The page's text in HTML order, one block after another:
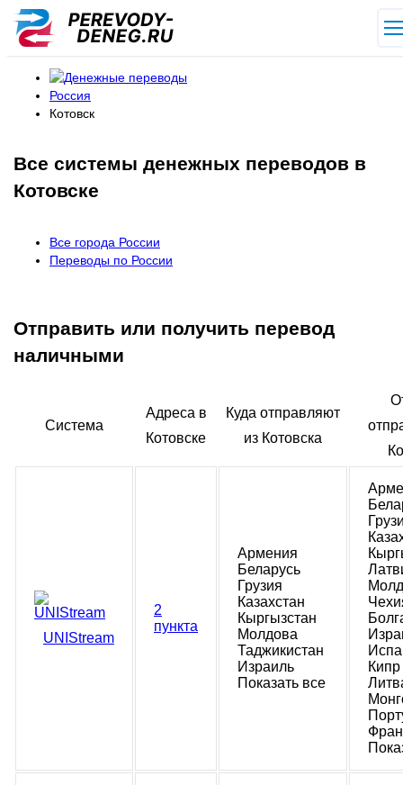
Россия
Котовск
Все системы денежных переводов в
Котовске
Все города России
Переводы по России
Отправить или получить перевод
наличными
Система
Адреса в
Котовске
Куда отправляют
из Котовска
UNIStream
2
пункта
Армения
Беларусь
Грузия
Казахстан
Кыргызстан
Молдова
Таджикистан
Израиль
Показать все
Кипр